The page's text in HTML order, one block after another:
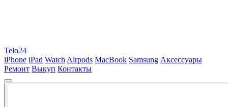
Telo24
iPhone iPad Watch Airpods MacBook Samsung Аксессуары
Ремонт Выкуп Контакты